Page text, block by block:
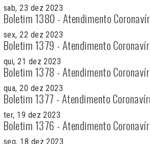
sab, 23 dez 2023
Boletim 1380 - Atendimento
sex, 22 dez 2023
Boletim 1379 - Atendimento
qui, 21 dez 2023
Boletim 1378 - Atendimento
qua, 20 dez 2023
Boletim 1377 - Atendimento
ter, 19 dez 2023
Boletim 1376 - Atendimento
seg, 18 dez 2023